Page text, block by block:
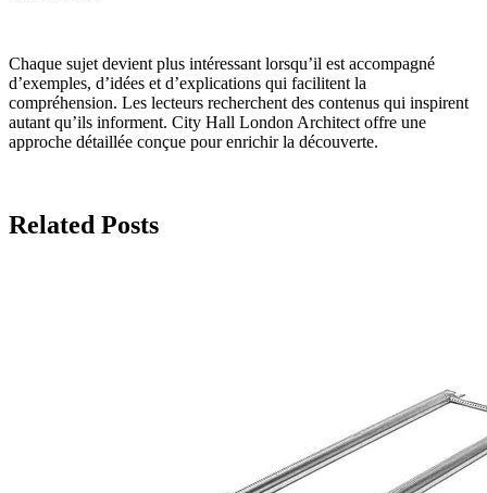
Chaque sujet devient plus intéressant lorsqu’il est accompagné
d’exemples, d’idées et d’explications qui facilitent la
compréhension. Les lecteurs recherchent des contenus qui inspirent
autant qu’ils informent. City Hall London Architect offre une
approche détaillée conçue pour enrichir la découverte.
Related Posts